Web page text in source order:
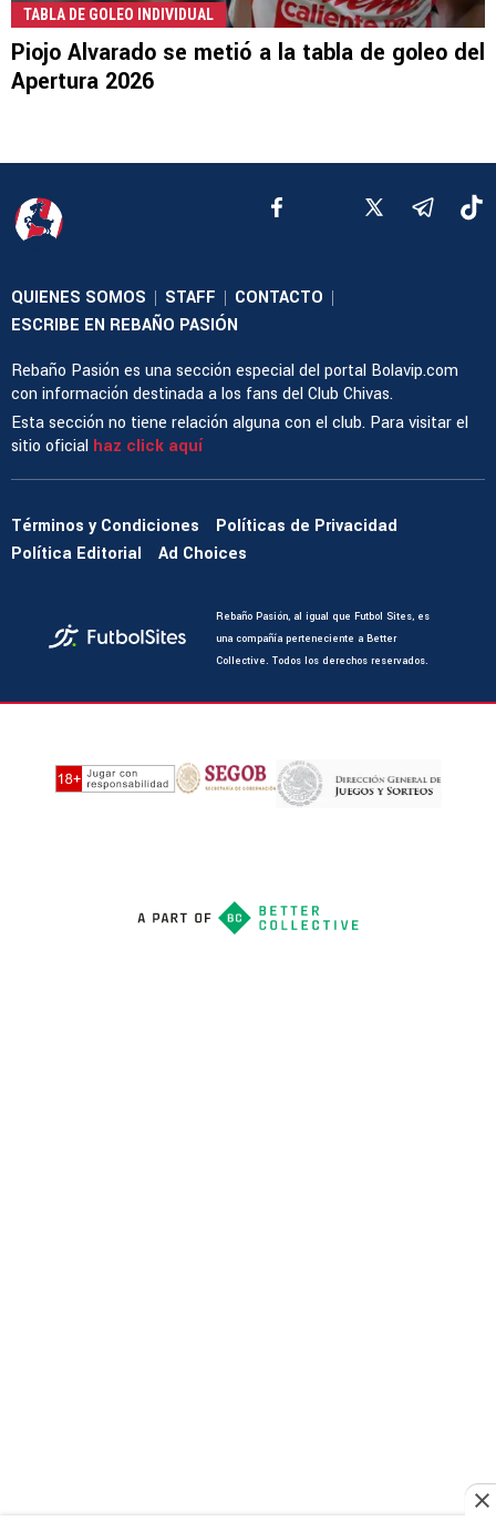
TABLA DE GOLEO INDIVIDUAL
Piojo Alvarado se metió a la tabla de goleo del
Apertura 2026
QUIENES SOMOS | STAFF | CONTACTO |
ESCRIBE EN REBAÑO PASIÓN
Rebaño Pasión es una sección especial del portal Bolavip.com
con información destinada a los fans del Club Chivas.
Esta sección no tiene relación alguna con el club. Para visitar el
sitio oficial haz click aquí
Términos y Condiciones
Políticas de Privacidad
Política Editorial
Ad Choices
Rebaño Pasión, al igual que Futbol Sites, es
una compañía perteneciente a Better
Collective. Todos los derechos reservados.